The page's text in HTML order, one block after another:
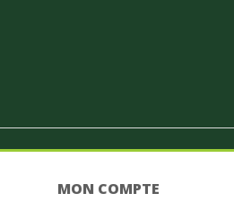
MON COMPTE